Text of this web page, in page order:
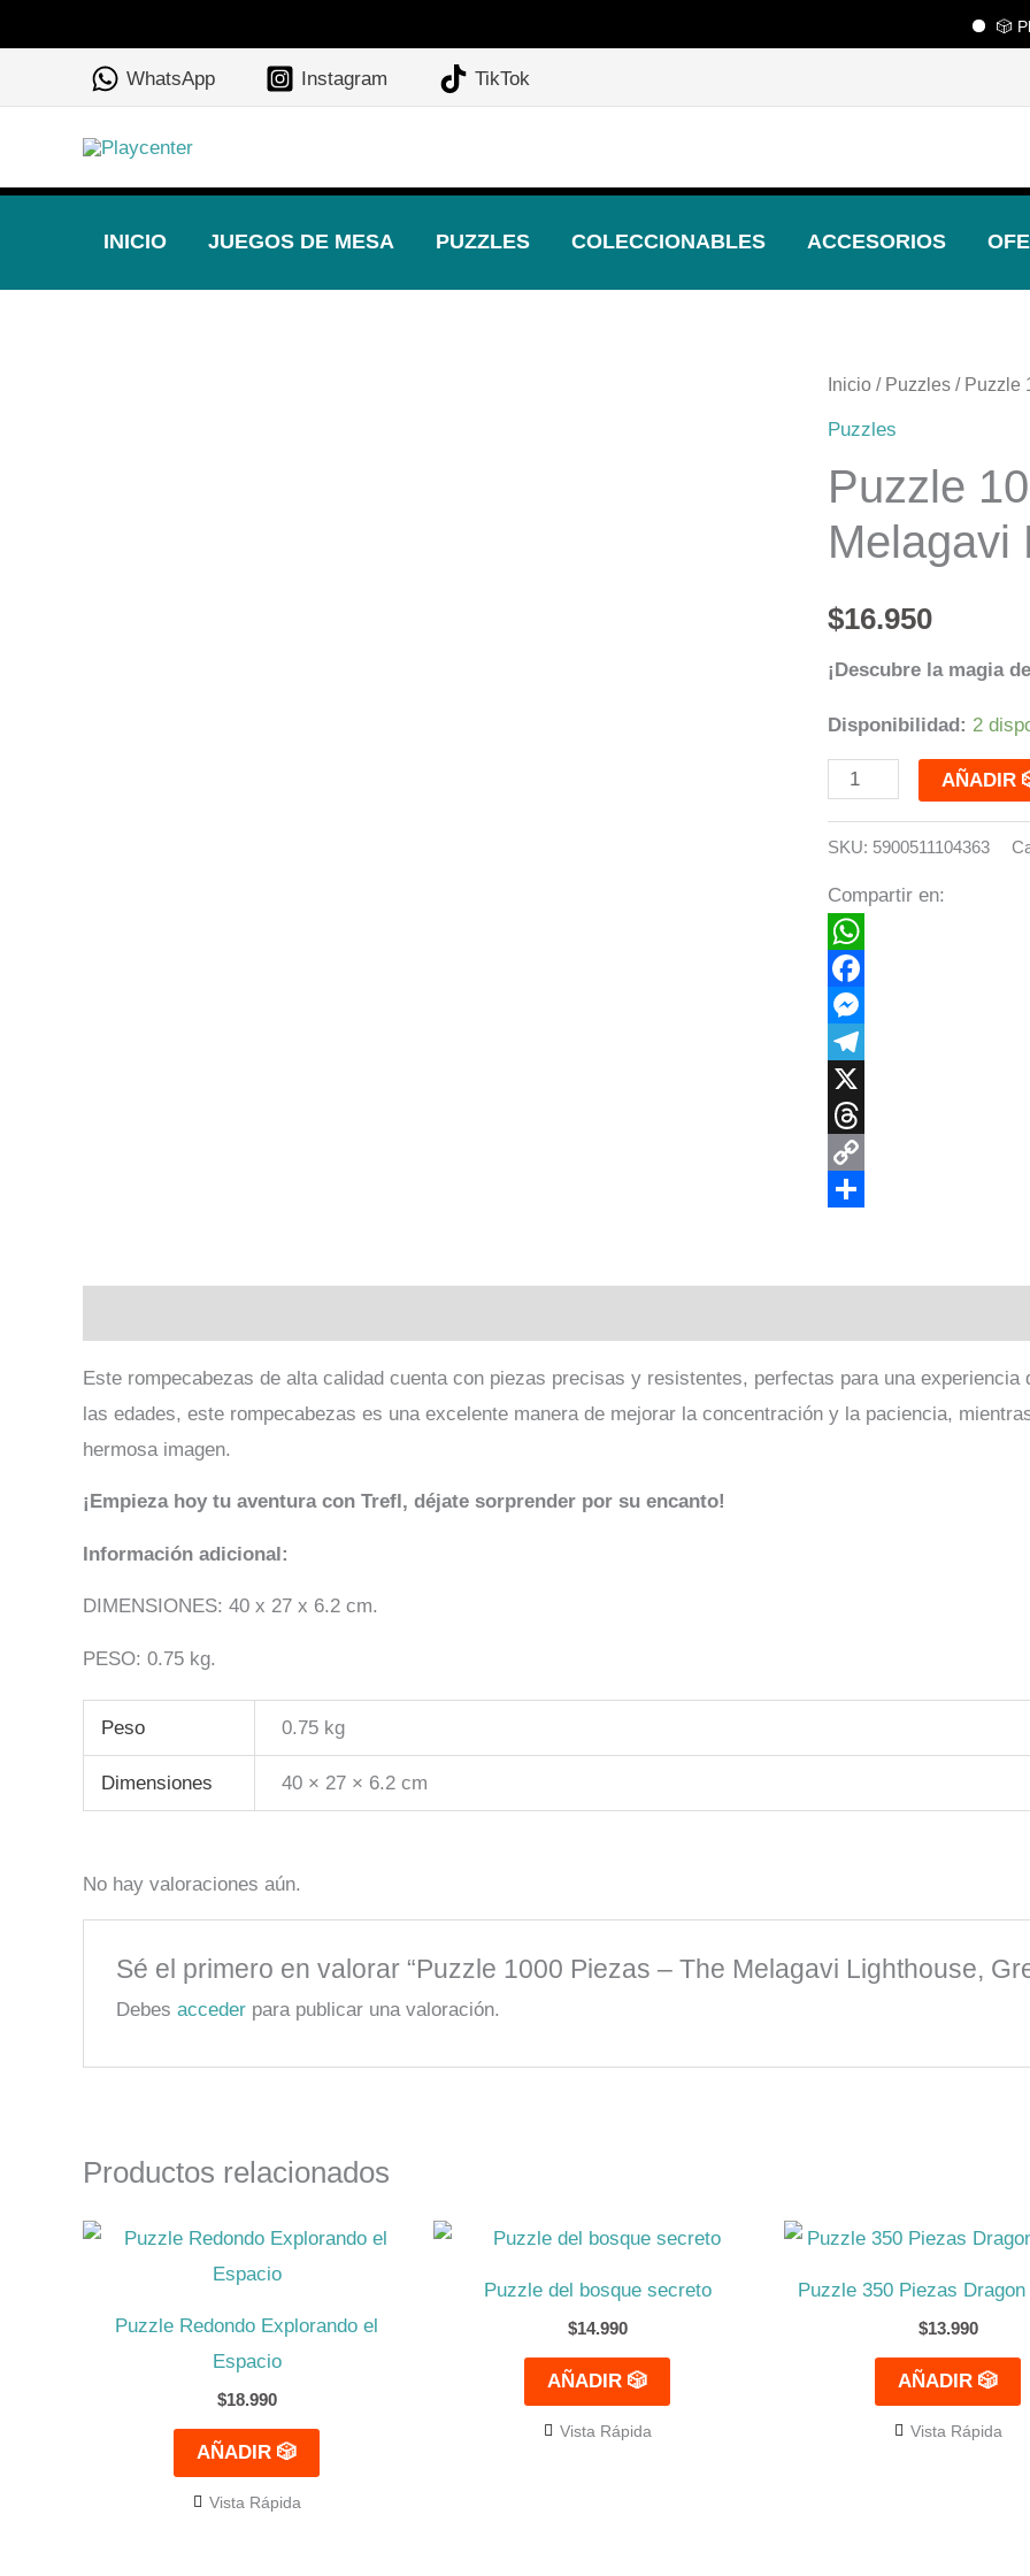
🎲
al
WhatsApp Instagram TikTok
INICIO JUEGOS DE MESA PUZZLES COLECCIONABLES ACCESORIOS
Inicio / Puzzles / Puzzle
Puzzles
Puzzle
Melagavi
$16.950
¡Descubre la magia
Disponibilidad: 2
Puzzle
1000
The
Melagavi
Grecia
cantidad
SKU: 5900511104363
Compartir en:
WhatsApp
Facebook
Messenger
Telegram
X
Threads
Copy
Este rompecabezas de alta calidad cuenta con piezas precisas y resistentes, perfectas para una
las edades, este rompecabezas es una excelente manera de mejorar la concentración y la paciencia,
hermosa imagen.
¡Empieza hoy tu aventura con Trefl, déjate sorprender por su encanto!
Información adicional:
DIMENSIONES: 40 x 27 x 6.2 cm.
PESO: 0.75 kg.
Peso 0.75 kg
Dimensiones 40 × 27 × 6.2 cm
No hay valoraciones aún.
Sé el primero en valorar “Puzzle 1000 Piezas – The Melagavi Lighthouse,
Debesacceder para publicar una valoración.
Productos relacionados
Puzzle Redondo Explorando el
Espacio
$18.990
AÑADIR 🎲
Vista Rápida
Puzzle del bosque secreto
$14.990
AÑADIR 🎲
Vista Rápida
Puzzle 350 Piezas
$13.990
AÑADIR 🎲
Vista Rápida